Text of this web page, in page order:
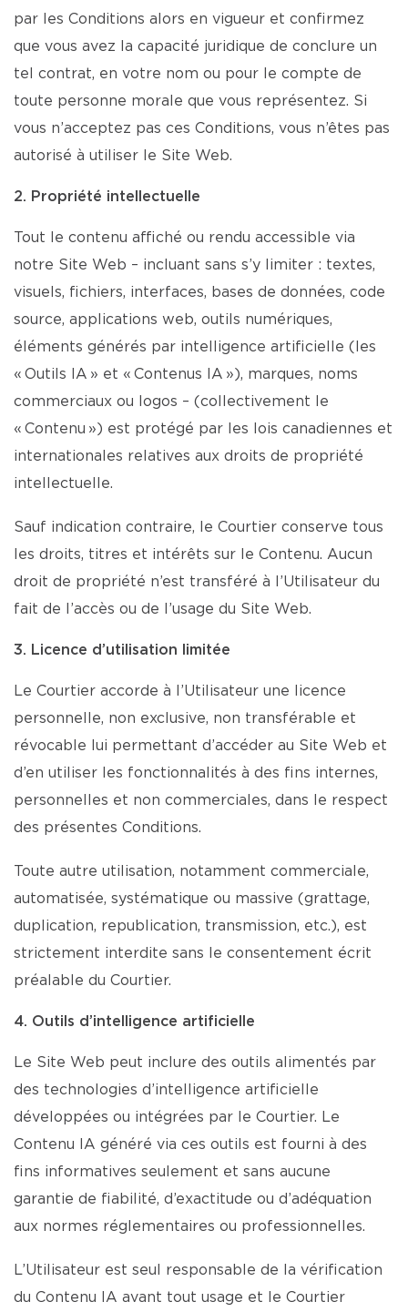
par les Conditions alors en vigueur et confirmez
que vous avez la capacité juridique de conclure un
tel contrat, en votre nom ou pour le compte de
toute personne morale que vous représentez. Si
vous n’acceptez pas ces Conditions, vous n’êtes pas
autorisé à utiliser le Site Web.
2. Propriété intellectuelle
Tout le contenu affiché ou rendu accessible via
notre Site Web – incluant sans s’y limiter : textes,
visuels, fichiers, interfaces, bases de données, code
source, applications web, outils numériques,
éléments générés par intelligence artificielle (les
« Outils IA » et « Contenus IA »), marques, noms
commerciaux ou logos – (collectivement le
« Contenu ») est protégé par les lois canadiennes et
internationales relatives aux droits de propriété
intellectuelle.
Sauf indication contraire, le Courtier conserve tous
les droits, titres et intérêts sur le Contenu. Aucun
droit de propriété n’est transféré à l’Utilisateur du
fait de l’accès ou de l’usage du Site Web.
3. Licence d’utilisation limitée
Le Courtier accorde à l’Utilisateur une licence
personnelle, non exclusive, non transférable et
révocable lui permettant d’accéder au Site Web et
d’en utiliser les fonctionnalités à des fins internes,
personnelles et non commerciales, dans le respect
des présentes Conditions.
Toute autre utilisation, notamment commerciale,
automatisée, systématique ou massive (grattage,
duplication, republication, transmission, etc.), est
strictement interdite sans le consentement écrit
préalable du Courtier.
4. Outils d’intelligence artificielle
Le Site Web peut inclure des outils alimentés par
des technologies d’intelligence artificielle
développées ou intégrées par le Courtier. Le
Contenu IA généré via ces outils est fourni à des
fins informatives seulement et sans aucune
garantie de fiabilité, d’exactitude ou d’adéquation
aux normes réglementaires ou professionnelles.
L’Utilisateur est seul responsable de la vérification
du Contenu IA avant tout usage et le Courtier